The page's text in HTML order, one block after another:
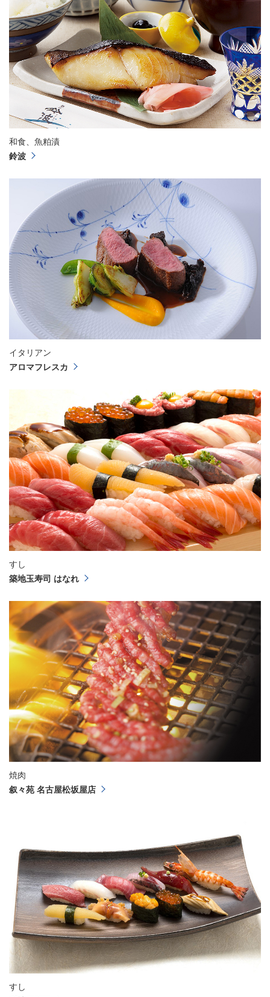
和食、魚粕漬
鈴波
イタリアン
アロマフレスカ
すし
築地玉寿司 はなれ
焼肉
叙々苑 名古屋松坂屋店
すし